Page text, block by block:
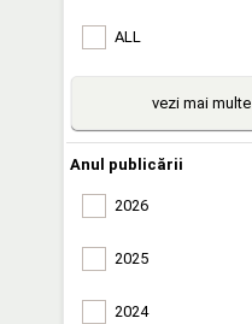
ALL
vezi mai multe
Anul publicării
2026
2025
2024